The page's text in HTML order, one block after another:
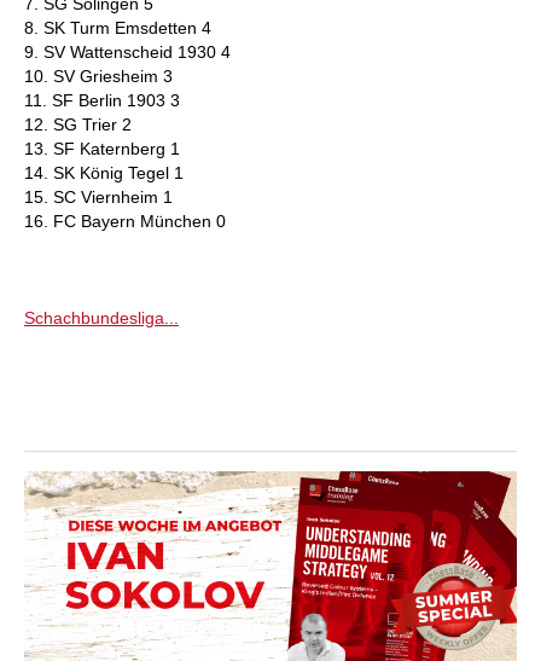
8. SK Turm Emsdetten 4
9. SV Wattenscheid 1930 4
10. SV Griesheim 3
11. SF Berlin 1903 3
12. SG Trier 2
13. SF Katernberg 1
14. SK König Tegel 1
15. SC Viernheim 1
16. FC Bayern München 0
Schachbundesliga...